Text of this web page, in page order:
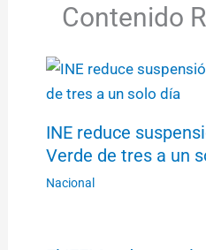
Contenido
INE reduce
Verde de tres a un
Nacional